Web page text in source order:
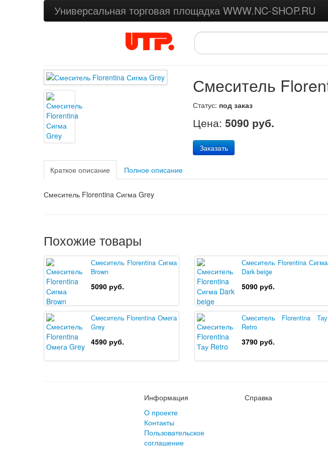
Универсальная торговая площадка WWW.NC-SHOP.RU
Смеситель
Статус: под заказ
Цена:5090 руб.
Заказать
Краткое описание Полное описание
Смеситель Florentina Сигма Grey
Похожие товары
Смеситель Florentina Сигма
Brown
5090 руб.
Смеситель Florentina Сигма
Dark beige
5090 руб.
Смеситель Florentina Омега
Grey
4590 руб.
Смеситель Florentina Тау
Retro
3790 руб.
Информация
О проекте
Контакты
Пользовательское
соглашение
Справка